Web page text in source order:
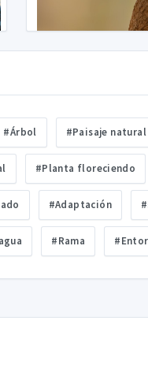
#Árbol #Paisaje natural
#Planta floreciendo
#Adaptación
#Rama